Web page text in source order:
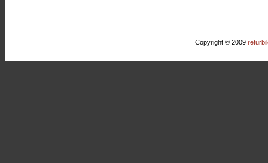
Copyright © 2009